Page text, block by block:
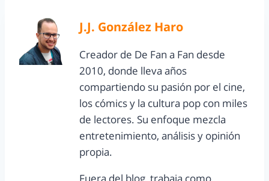
J.J. González Haro
Creador de De Fan a Fan desde
2010, donde lleva años
compartiendo su pasión por el cine,
los cómics y la cultura pop con miles
de lectores. Su enfoque mezcla
entretenimiento, análisis y opinión
propia.